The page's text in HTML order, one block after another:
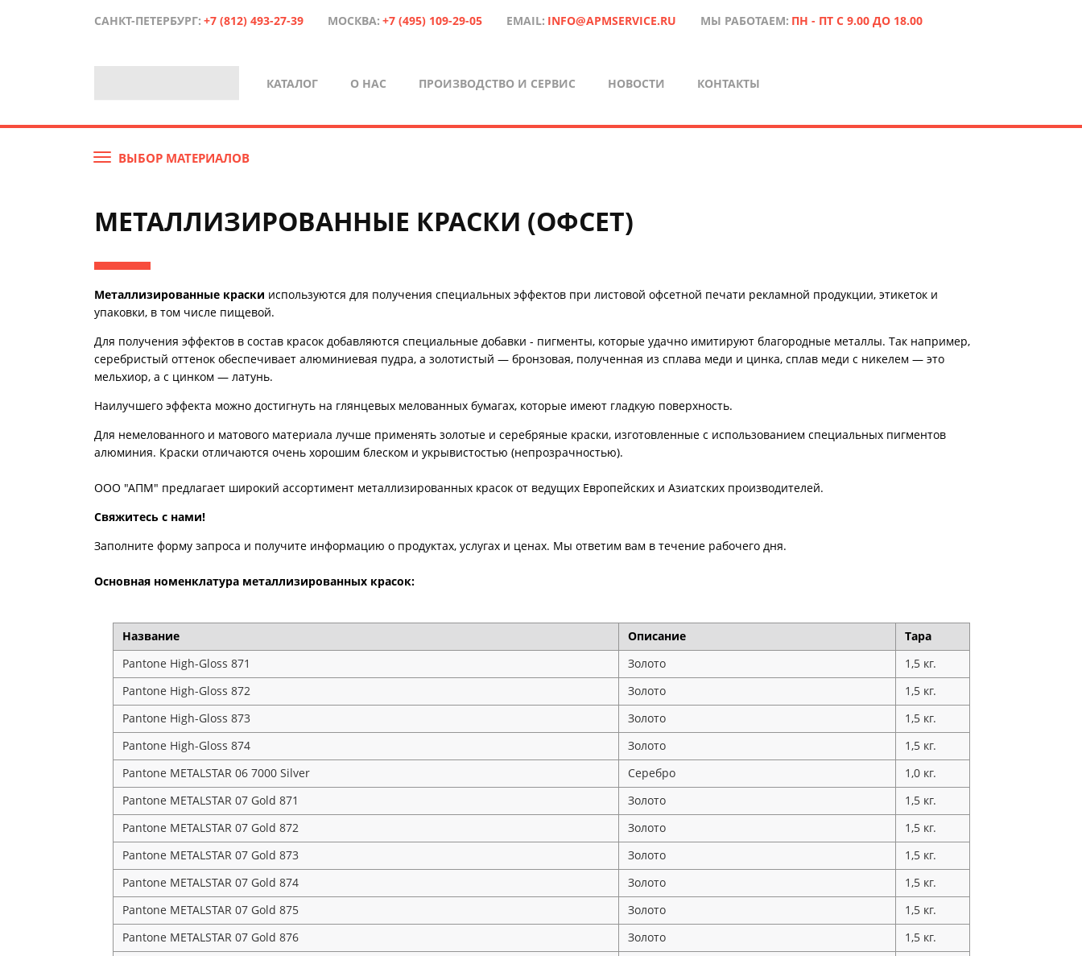
САНКТ-ПЕТЕРБУРГ: +7 (812) 493-27-39 МОСКВА: +7 (495) 109-29-05 EMAIL: INFO@APMSERVICE.RU МЫ РАБОТАЕМ: ПН - ПТ С 9.00 ДО 18.00
КАТАЛОГ О НАС ПРОИЗВОДСТВО И СЕРВИС НОВОСТИ КОНТАКТЫ
ВЫБОР МАТЕРИАЛОВ
МЕТАЛЛИЗИРОВАННЫЕ КРАСКИ (ОФСЕТ)
Металлизированные краски используются для получения специальных эффектов при листовой офсетной печати рекламной продукции, этикеток и
упаковки, в том числе пищевой.
Для получения эффектов в состав красок добавляются специальные добавки - пигменты, которые удачно имитируют благородные металлы. Так например,
серебристый оттенок обеспечивает алюминиевая пудра, а золотистый — бронзовая, полученная из сплава меди и цинка, сплав меди с никелем — это
мельхиор, а с цинком — латунь.
Наилучшего эффекта можно достигнуть на глянцевых мелованных бумагах, которые имеют гладкую поверхность.
Для немелованного и матового материала лучше применять золотые и серебряные краски, изготовленные с использованием специальных пигментов
алюминия. Краски отличаются очень хорошим блеском и укрывистостью (непрозрачностью).
ООО "АПМ" предлагает широкий ассортимент металлизированных красок от ведущих Европейских и Азиатских производителей.
Свяжитесь с нами!
Заполните форму запроса и получите информацию о продуктах, услугах и ценах. Мы ответим вам в течение рабочего дня.
Основная номенклатура металлизированных красок:
Название Описание
Тара
Pantone High-Gloss 871
Золото
1,5 кг.
Pantone High-Gloss 872
Золото
1,5 кг.
Pantone High-Gloss 873
Золото
1,5 кг.
Pantone High-Gloss 874
Золото
1,5 кг.
Pantone METALSTAR 06 7000 Silver
Серебро
1,0 кг.
Pantone METALSTAR 07 Gold 871
Золото
1,5 кг.
Pantone METALSTAR 07 Gold 872
Золото
1,5 кг.
Pantone METALSTAR 07 Gold 873
Золото
1,5 кг.
Pantone METALSTAR 07 Gold 874
Золото
1,5 кг.
Pantone METALSTAR 07 Gold 875
Золото
1,5 кг.
Pantone METALSTAR 07 Gold 876
Золото
1,5 кг.